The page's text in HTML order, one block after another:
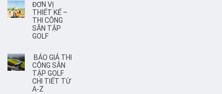
ĐƠN VỊ
THIẾT KẾ –
THI CÔNG
SÂN TẬP
GOLF
BÁO GIÁ THI
CÔNG SÂN
TẬP GOLF
CHI TIẾT TỪ
A-Z